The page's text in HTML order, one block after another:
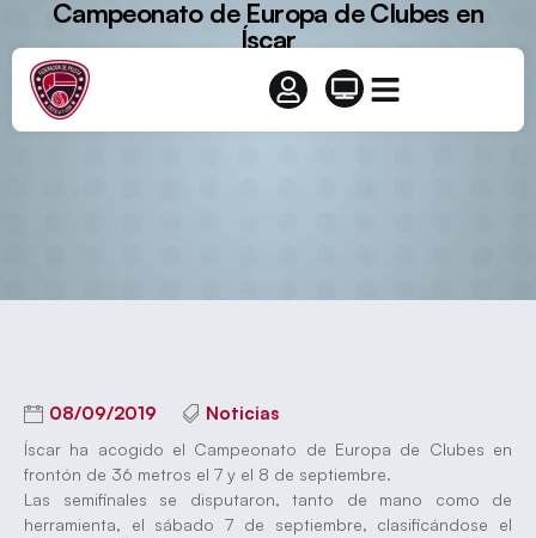
Campeonato de Europa de Clubes en
Íscar
08/09/2019 Noticias
Íscar ha acogido el Campeonato de Europa de Clubes en
frontón de 36 metros el 7 y el 8 de septiembre.
Las semifinales se disputaron, tanto de mano como de
herramienta, el sábado 7 de septiembre, clasificándose el